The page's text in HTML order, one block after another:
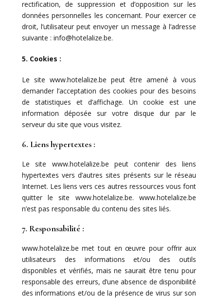
rectification, de suppression et d’opposition sur les
données personnelles les concernant. Pour exercer ce
droit, l’utilisateur peut envoyer un message à l’adresse
suivante : info@hotelalize.be.
5. Cookies :
Le site www.hotelalize.be peut être amené à vous
demander l’acceptation des cookies pour des besoins
de statistiques et d’affichage. Un cookie est une
information déposée sur votre disque dur par le
serveur du site que vous visitez.
6. Liens hypertextes :
Le site www.hotelalize.be peut contenir des liens
hypertextes vers d’autres sites présents sur le réseau
Internet. Les liens vers ces autres ressources vous font
quitter le site www.hotelalize.be. www.hotelalize.be
n’est pas responsable du contenu des sites liés.
7. Responsabilité :
www.hotelalize.be met tout en œuvre pour offrir aux
utilisateurs des informations et/ou des outils
disponibles et vérifiés, mais ne saurait être tenu pour
responsable des erreurs, d’une absence de disponibilité
des informations et/ou de la présence de virus sur son